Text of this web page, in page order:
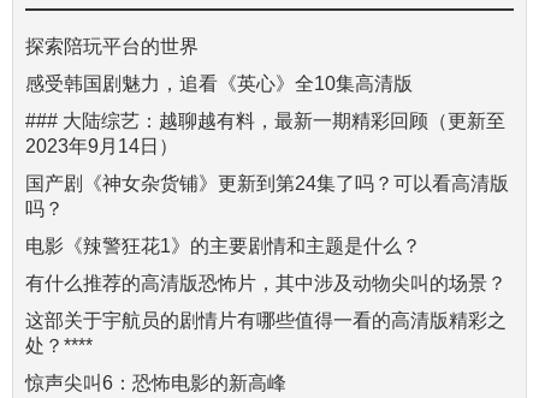
探索陪玩平台的世界
感受韩国剧魅力，追看《英心》全10集高清版
### 大陆综艺：越聊越有料，最新一期精彩回顾（更新至
2023年9月14日）
国产剧《神女杂货铺》更新到第24集了吗？可以看高清版
吗？
电影《辣警狂花1》的主要剧情和主题是什么？
有什么推荐的高清版恐怖片，其中涉及动物尖叫的场景？
这部关于宇航员的剧情片有哪些值得一看的高清版精彩之
处？****
惊声尖叫6：恐怖电影的新高峰